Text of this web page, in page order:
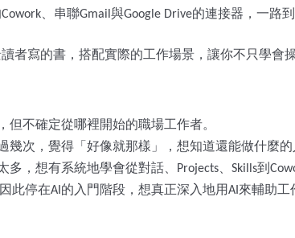
Cowork 、串聯Gmail 與Google Drive的連接器，一路
者寫的書，搭配實際的工作場景，讓你不只學
但不確定從哪裡開始的職場工作者。
幾次，覺得「好像就那樣」，想知道還能做什麼的
多，想有系統地學會從對話、 Projects Skills到
此停在AI 的入門階段，想真正深入地用AI 來輔助工